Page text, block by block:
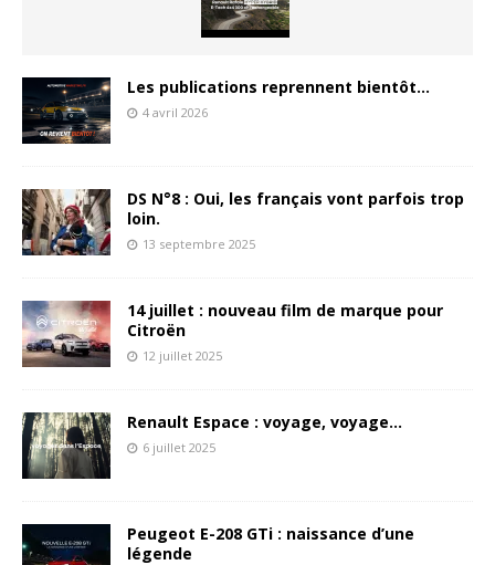
Les publications reprennent bientôt…
4 avril 2026
DS N°8 : Oui, les français vont parfois trop
loin.
13 septembre 2025
14 juillet : nouveau film de marque pour
Citroën
12 juillet 2025
Renault Espace : voyage, voyage…
6 juillet 2025
Peugeot E-208 GTi : naissance d’une
légende